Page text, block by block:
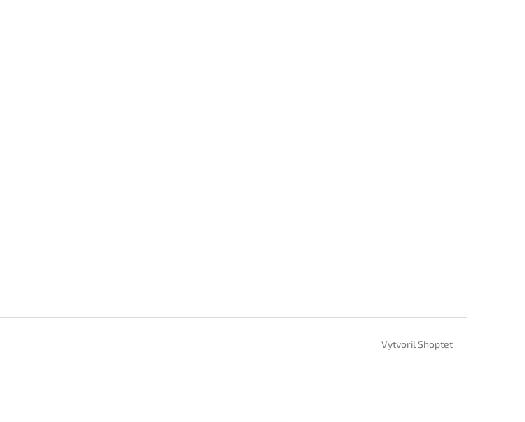
Vytvoril Shoptet